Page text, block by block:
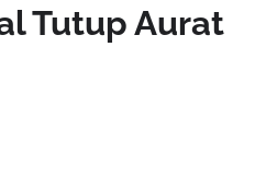
Tutup Aurat